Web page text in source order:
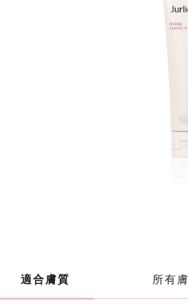
適合膚質 所有